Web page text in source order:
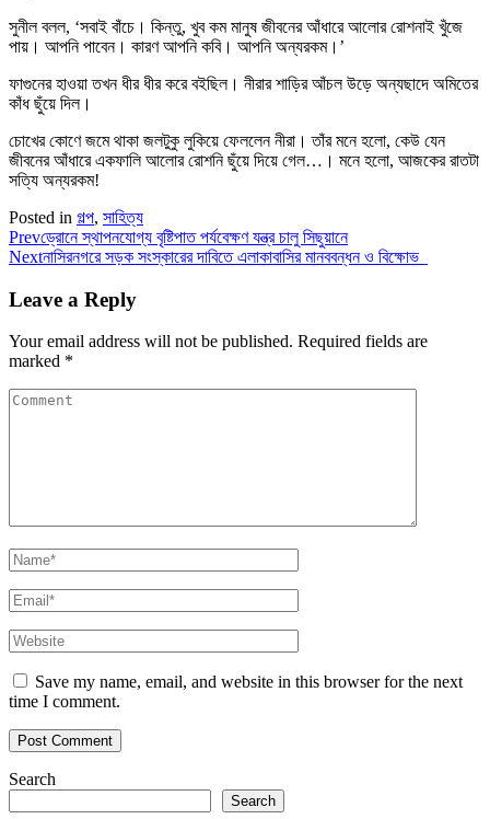
সুনীল বলল, ‘সবাই বাঁচে। কিন্তু, খুব কম মানুষ জীবনের আঁধারে আলোর রোশনাই খুঁজে
পায়। আপনি পাবেন। কারণ আপনি কবি। আপনি অন্যরকম।’
ফাগুনের হাওয়া তখন ধীর ধীর করে বইছিল। নীরার শাড়ির আঁচল উড়ে অন্যছাদে অমিতের
কাঁধ ছুঁয়ে দিল।
চোখের কোণে জমে থাকা জলটুকু লুকিয়ে ফেললেন নীরা। তাঁর মনে হলো, কেউ যেন
জীবনের আঁধারে একফালি আলোর রোশনি ছুঁয়ে দিয়ে গেল…। মনে হলো, আজকের রাতটা
সত্যি অন্যরকম!
Posted in গল্প, সাহিত্য
Prevড্রোনে স্থাপনযোগ্য বৃষ্টিপাত পর্যবেক্ষণ যন্ত্র চালু সিছুয়ানে
Nextনাসিরনগরে সড়ক সংস্কারের দাবিতে এলাকাবাসির মানববন্ধন ও বিক্ষোভ
Leave a Reply
Your email address will not be published. Required fields are
marked *
Save my name, email, and website in this browser for the next
time I comment.
Search
Search